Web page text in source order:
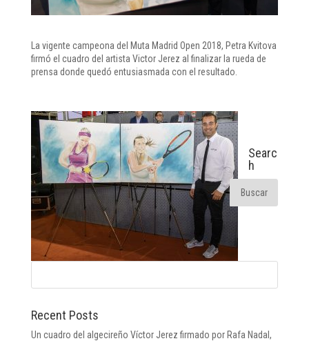
La vigente campeona del Muta Madrid Open 2018, Petra Kvitova
firmó el cuadro del artista Victor Jerez al finalizar la rueda de
prensa donde quedó entusiasmada con el resultado.
Searc
h
Recent Posts
Un cuadro del algecireño Víctor Jerez firmado por Rafa Nadal,